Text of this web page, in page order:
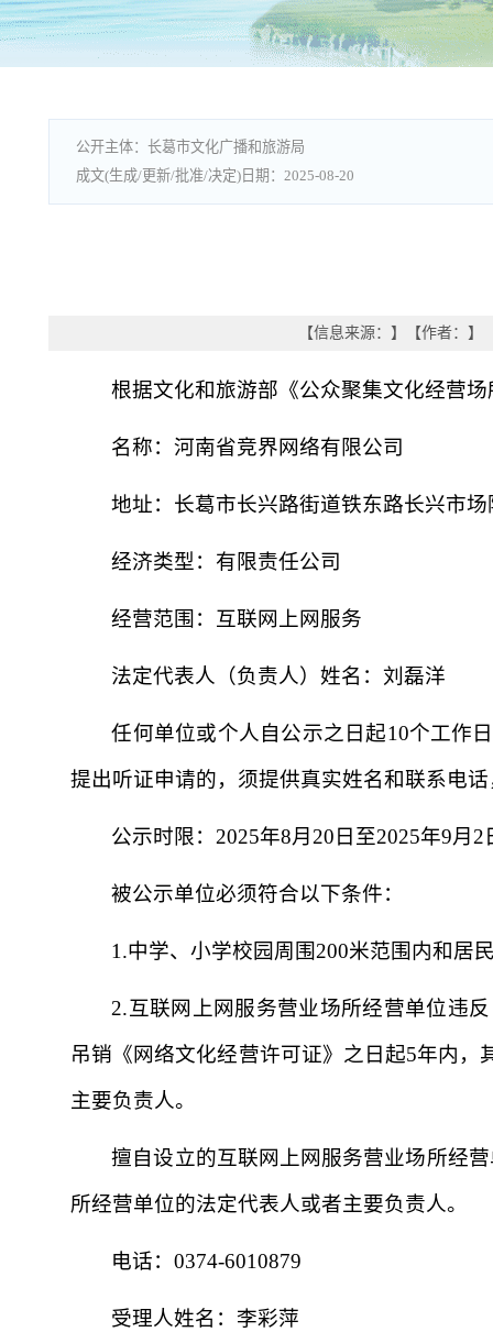
长葛市文化广播和旅游局
2025-08-20
【信息来源： 】 【作者： 】
根据文化和旅游部《公众聚集文化经营
名称：河南省竞界网络有限公司
地址：长葛市长兴路街道铁东路长兴市场
经济类型：有限责任公司
经营范围：互联网上网服务
法定代表人（负责人）姓名：刘磊洋
任何单位或个人自公示之日起10个工作
提出听证申请的，须提供真实姓名和联系电
公示时限：2025年8月20日至2025年9月
被公示单位必须符合以下条件：
1.中学、小学校园周围200米范围内和居
2.互联网上网服务营业场所经营单位违
吊销《网络文化经营许可证》之日起5年内
主要负责人。
擅自设立的互联网上网服务营业场所经
所经营单位的法定代表人或者主要负责人。
电话：0374-6010879
受理人姓名：李彩萍